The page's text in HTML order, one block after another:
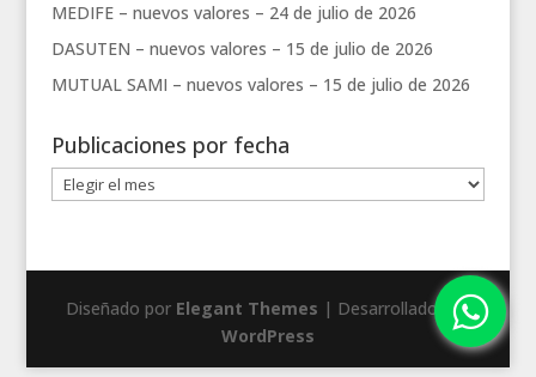
MEDIFE – nuevos valores – 24 de julio de 2026
DASUTEN – nuevos valores – 15 de julio de 2026
MUTUAL SAMI – nuevos valores – 15 de julio de 2026
Publicaciones por fecha
Publicaciones
por
Diseñado por Elegant Themes | Desarrollado por
WordPress